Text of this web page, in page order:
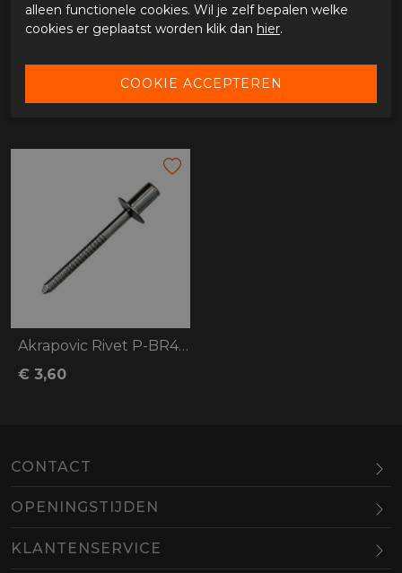
Akrapovic Racing Line (Carbon) Yamaha MT
Akrapovic Rivet P-BR4 SS D4.8X12
€ 3,60
CONTACT
OPENINGSTIJDEN
Maandag
KLANTENSERVICE
alleen functionele cookies. Wil je zelf bepalen welke
cookies er geplaatst worden klik dan hier.